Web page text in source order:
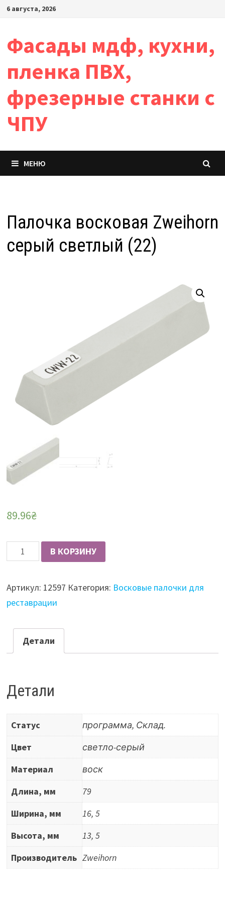
Перейти
6 августа, 2026
Фасады мдф, кухни,
пленка ПВХ,
фрезерные станки с
ЧПУ
МЕНЮ
Палочка восковая Zweihorn
серый светлый (22)
89.96₴
Количество
Палочка
Zweihorn
серый
В КОРЗИНУ
Артикул: 12597 Категория: Восковые палочки для
реставрации
Детали
Детали
Статус
программа, Склад.
Цвет
светло-серый
Материал
воск
Длина, мм
79
Ширина, мм
16, 5
Высота, мм
13, 5
Производитель Zweihorn